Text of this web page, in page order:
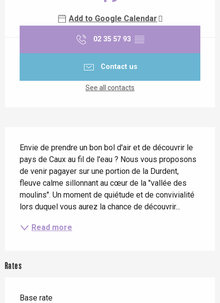
Add to Google Calendar
02 35 57 93 ▒▒
Contact us
See all contacts
Envie de prendre un bon bol d'air et de découvrir le
pays de Caux au fil de l'eau ? Nous vous proposons
de venir pagayer sur une portion de la Durdent,
fleuve calme sillonnant au cœur de la "vallée des
moulins". Un moment de quiétude et de convivialité
lors duquel vous aurez la chance de découvrir...
Read more
Rates
Base rate